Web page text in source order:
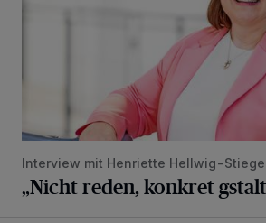
Interview mit Henriette Hellwig-
„Nicht reden, konkret